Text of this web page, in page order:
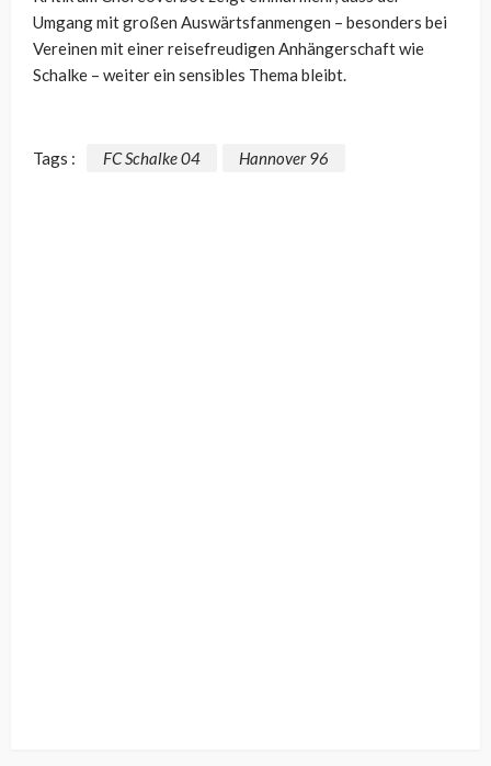
Umgang mit großen Auswärtsfanmengen – besonders bei
Vereinen mit einer reisefreudigen Anhängerschaft wie
Schalke – weiter ein sensibles Thema bleibt.
Tags : FC Schalke 04 Hannover 96